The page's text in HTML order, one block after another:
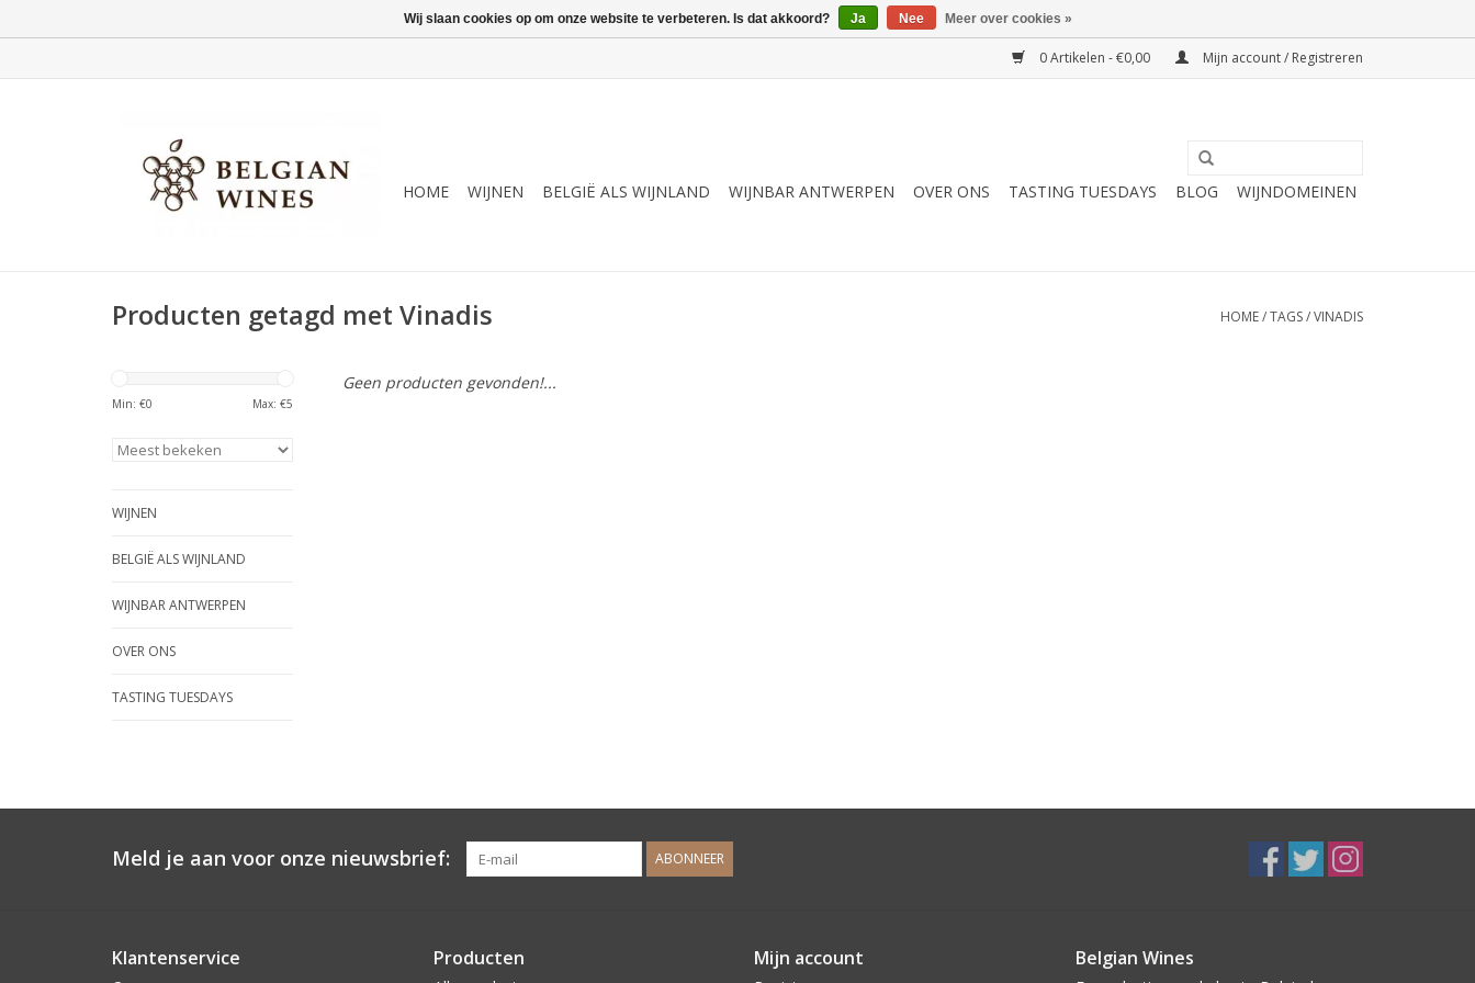
0 Artikelen - €0,00 Mijn account / Registreren
HOME WIJNEN BELGIË ALS WIJNLAND WIJNBAR ANTWERPEN OVER ONS TASTING TUESDAYS BLOG WIJNDOMEINEN
Producten getagd met Vinadis HOME/TAGS/VINADIS
Min: €0 Max: €5
WIJNEN
BELGIË ALS WIJNLAND
WIJNBAR ANTWERPEN
OVER ONS
TASTING TUESDAYS
Geen producten gevonden!...
Meld je aan voor onze nieuwsbrief: ABONNEER
Klantenservice Producten Mijn account Belgian Wines
Wij slaan cookies op om onze website te verbeteren. Is dat akkoord? Ja Nee Meer over cookies »